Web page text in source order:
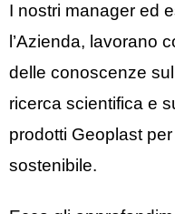
I nostri manager ed
l’Azienda, lavorano
delle conoscenze
ricerca scientifica e
prodotti Geoplast
sostenibile.